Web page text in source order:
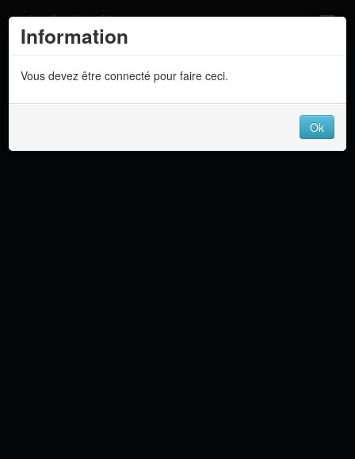
Information
Vous devez être connecté pour faire ceci.
Ok
Atelier 801
Dev Tracker
Langue